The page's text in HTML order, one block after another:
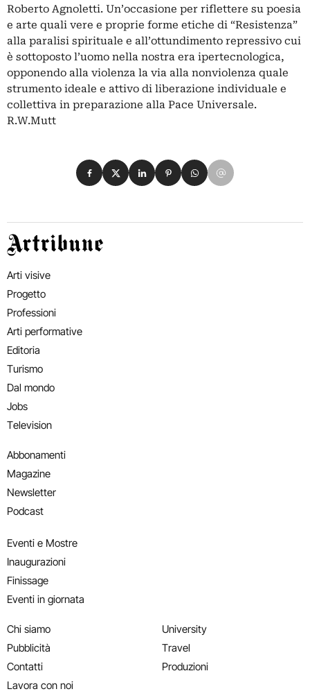
Roberto Agnoletti. Un’occasione per riflettere su poesia
e arte quali vere e proprie forme etiche di “Resistenza”
alla paralisi spirituale e all’ottundimento repressivo cui
è sottoposto l’uomo nella nostra era ipertecnologica,
opponendo alla violenza la via alla nonviolenza quale
strumento ideale e attivo di liberazione individuale e
collettiva in preparazione alla Pace Universale.
R.W.Mutt
Condividi su Facebook
Condividi su X
Condividi su LinkedIn
Condividi su Pinterest
Condividi su WhatsApp
Condividi su Email
Artribune
Arti visive
Progetto
Professioni
Arti performative
Editoria
Turismo
Dal mondo
Jobs
Television
Abbonamenti
Magazine
Newsletter
Podcast
Eventi e Mostre
Inaugurazioni
Finissage
Eventi in giornata
Chi siamo
Pubblicità
Contatti
Lavora con noi
University
Travel
Produzioni